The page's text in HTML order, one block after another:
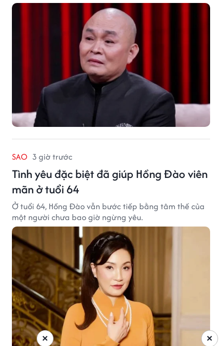
SAO 3 giờ trước
Tình yêu đặc biệt đã giúp Hồng Đào viên
mãn ở tuổi 64
Ở tuổi 64, Hồng Đào vẫn bước tiếp bằng tâm thế của
một người chưa bao giờ ngừng yêu.
×
×